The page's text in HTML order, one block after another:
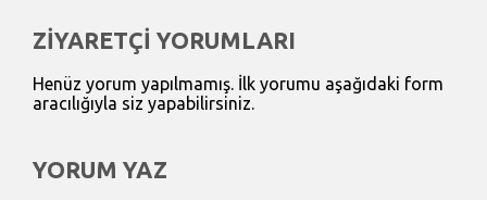
ZİYARETÇİ YORUMLARI
Henüz yorum yapılmamış. İlk yorumu aşağıdaki form
aracılığıyla siz yapabilirsiniz.
YORUM YAZ